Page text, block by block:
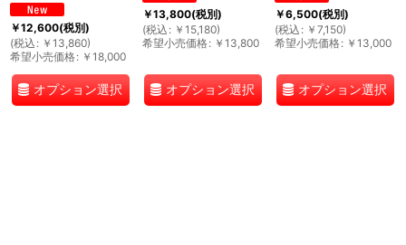
￥12,600(税別)
(税込 : ￥ 13,860)
希望小売価格: ￥ 18,000
オプション選択
￥13,800(税別)
(税込 : ￥ 15,180)
希望小売価格: ￥ 13,800
オプション選択
￥6,500(税別)
(税込 : ￥ 7,150)
希望小売価格: ￥ 13,000
オプション選択